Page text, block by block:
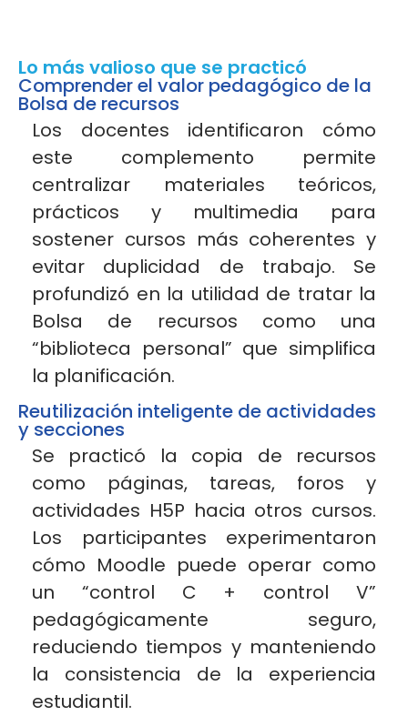
Lo más valioso que se practicó
Comprender el valor pedagógico de la
Bolsa de recursos
Los docentes identificaron cómo
este complemento permite
centralizar materiales teóricos,
prácticos y multimedia para
sostener cursos más coherentes y
evitar duplicidad de trabajo. Se
profundizó en la utilidad de tratar la
Bolsa de recursos como una
“biblioteca personal” que simplifica
la planificación.
Reutilización inteligente de actividades
y secciones
Se practicó la copia de recursos
como páginas, tareas, foros y
actividades H5P hacia otros cursos.
Los participantes experimentaron
cómo Moodle puede operar como
un “control C + control V”
pedagógicamente seguro,
reduciendo tiempos y manteniendo
la consistencia de la experiencia
estudiantil.